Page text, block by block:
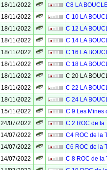
18/11/2022
C8 LA
18/11/2022
C 10 LA
18/11/2022
C 12 LA
18/11/2022
C 14 LA
18/11/2022
C 16 LA
18/11/2022
C 18 LA
18/11/2022
C 20 LA
18/11/2022
C 22 LA
18/11/2022
C 24 LA
15/11/2022
C 9 Les Mines
24/07/2022
C 2 ROC de la
14/07/2022
C4 ROC de la
14/07/2022
C6 ROC de la
14/07/2022
C 8 ROC de la